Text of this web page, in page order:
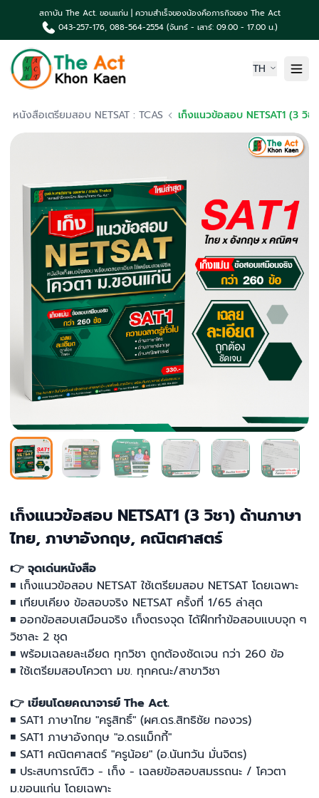
สถาบัน The Act. ขอนแก่น | ความสำเร็จของน้องคือภารกิจของ The Act
043-257-176, 088-564-2554 (จันทร์ - เสาร์: 09.00 - 17.00 น.)
TH
หน้าแรก
เกี่ยวกับเรา
ผลงานน้องค่าย The Act
TCAS News & กิจกรรม
ติดต่อเรา
หนังสือเตรียมสอบ NETSAT : TCAS
เก็งแนวข้อสอบ NETSAT1 (3 วิชา) ด้านภาษา
ไทย, ภาษาอังกฤษ, คณิตศาสตร์
👉 จุดเด่นหนังสือ
◾ เก็งแนวข้อสอบ NETSAT ใช้เตรียมสอบ NETSAT โดยเฉพาะ
◾ เทียบเคียง ข้อสอบจริง NETSAT ครั้งที่ 1/65 ล่าสุด
◾ ออกข้อสอบเสมือนจริง เก็งตรงจุด ได้ฝึกทำข้อสอบแบบจุก ๆ
วิชาละ 2 ชุด
◾ พร้อมเฉลยละเอียด ทุกวิชา ถูกต้องชัดเจน กว่า 260 ข้อ
◾ ใช้เตรียมสอบโควตา มข. ทุกคณะ/สาขาวิชา
👉 เขียนโดยคณาจารย์ The Act.
◾ SAT1 ภาษาไทย "ครูสิทธิ์" (ผศ.ดร.สิทธิชัย ทองวร)
◾ SAT1 ภาษาอังกฤษ "อ.ดรแม็กกี้"
◾ SAT1 คณิตศาสตร์ "ครูน้อย" (อ.นันทวัน มั่นจิตร)
◾ ประสบการณ์ติว - เก็ง - เฉลยข้อสอบสมรรถนะ / โควตา
ม.ขอนแก่น โดยเฉพาะ